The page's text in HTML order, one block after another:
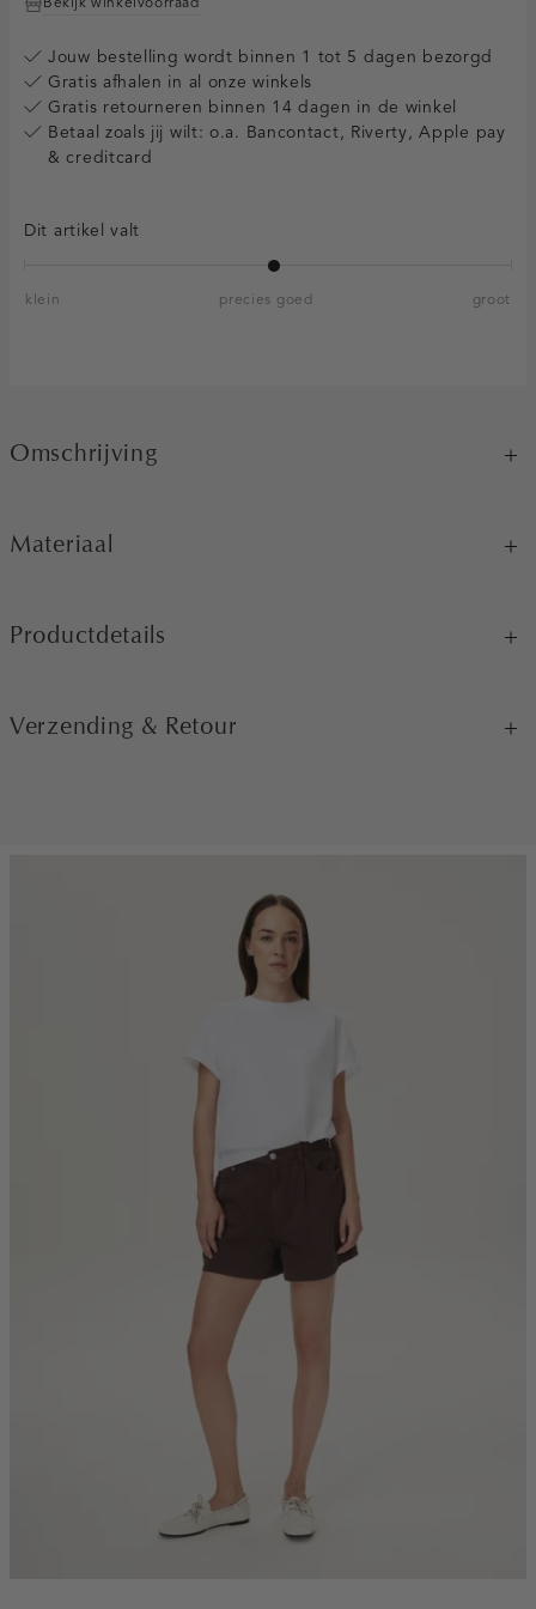
Jouw bestelling wordt binnen 1 tot 5 dagen bezorgd
Gratis afhalen in al onze winkels
Gratis retourneren binnen 14 dagen in de winkel
Betaal zoals jij wilt: o.a. Bancontact, Riverty, Apple pay
& creditcard
Dit artikel valt
klein precies goed groot
Omschrijving
Materiaal
Productdetails
Verzending & Retour